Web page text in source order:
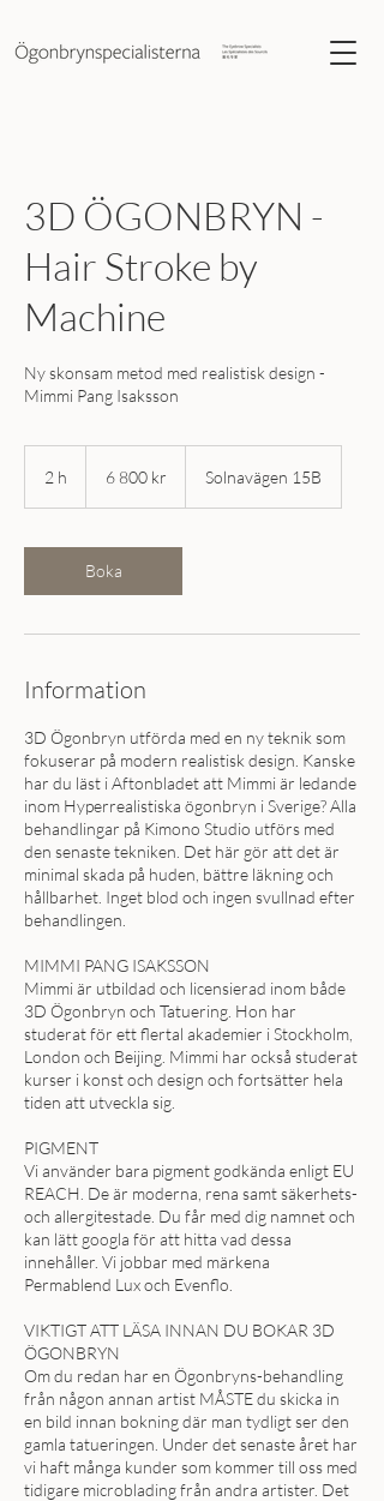
3D ÖGONBRYN -
Hair Stroke by
Machine
Ny skonsam metod med realistisk design -
Mimmi Pang Isaksson
2 h
kronor6 800 kr Solnavägen 15B
Boka
Information
3D Ögonbryn utförda med en ny teknik som
fokuserar på modern realistisk design. Kanske
har du läst i Aftonbladet att Mimmi är ledande
inom Hyperrealistiska ögonbryn i Sverige? Alla
behandlingar på Kimono Studio utförs med
den senaste tekniken. Det här gör att det är
minimal skada på huden, bättre läkning och
hållbarhet. Inget blod och ingen svullnad efter
behandlingen.
MIMMI PANG ISAKSSON
Mimmi är utbildad och licensierad inom både
3D Ögonbryn och Tatuering. Hon har
studerat för ett flertal akademier i Stockholm,
London och Beijing. Mimmi har också studerat
kurser i konst och design och fortsätter hela
tiden att utveckla sig.
PIGMENT
Vi använder bara pigment godkända enligt EU
REACH. De är moderna, rena samt säkerhets-
och allergitestade. Du får med dig namnet och
kan lätt googla för att hitta vad dessa
innehåller. Vi jobbar med märkena
Permablend Lux och Evenflo.
VIKTIGT ATT LÄSA INNAN DU BOKAR 3D
ÖGONBRYN
Om du redan har en Ögonbryns-behandling
från någon annan artist MÅSTE du skicka in
en bild innan bokning där man tydligt ser den
gamla tatueringen. Under det senaste året har
vi haft många kunder som kommer till oss med
tidigare microblading från andra artister. Det